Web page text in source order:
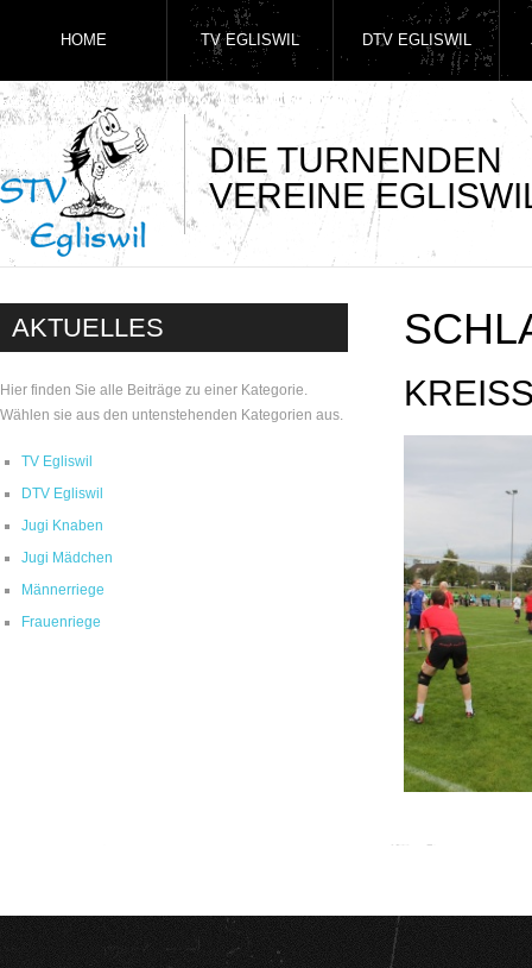
DIE TURNENDEN
VEREINE
HOME TV EGLISWIL DTV EGLISWIL
AKTUELLES
Hier finden Sie alle Beiträge zu einer Kategorie.
Wählen sie aus den untenstehenden Kategorien aus.
TV Egliswil
DTV Egliswil
Jugi Knaben
Jugi Mädchen
Männerriege
Frauenriege